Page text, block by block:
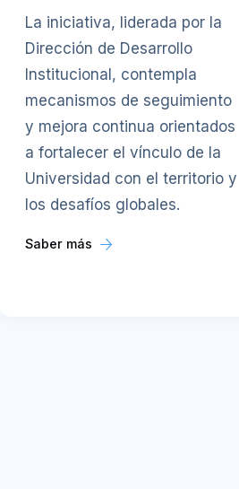
La iniciativa, liderada por la
Dirección de Desarrollo
Institucional, contempla
mecanismos de seguimiento
y mejora continua orientados
a fortalecer el vínculo de la
Universidad con el territorio y
los desafíos globales.
Saber más